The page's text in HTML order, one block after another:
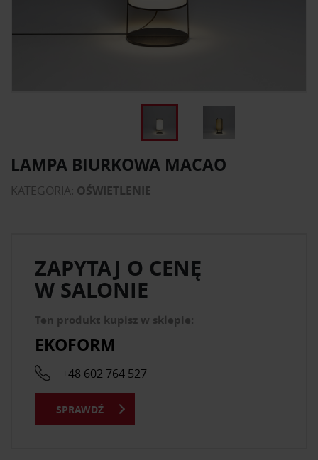
LAMPA BIURKOWA MACAO
KATEGORIA: OŚWIETLENIE
ZAPYTAJ O CENĘ
W SALONIE
Ten produkt kupisz w sklepie:
EKOFORM
+48 602 764 527
SPRAWDŹ